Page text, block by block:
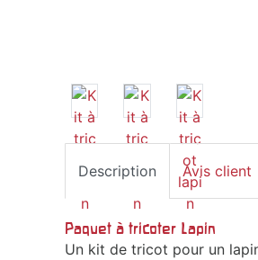
Description Avis client
Paquet à tricoter Lapin
Un kit de tricot pour un